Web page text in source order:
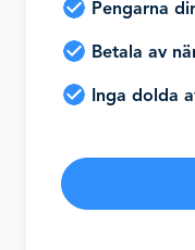
Pengarna
Betala av
Inga dolda